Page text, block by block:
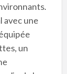
avec une
un